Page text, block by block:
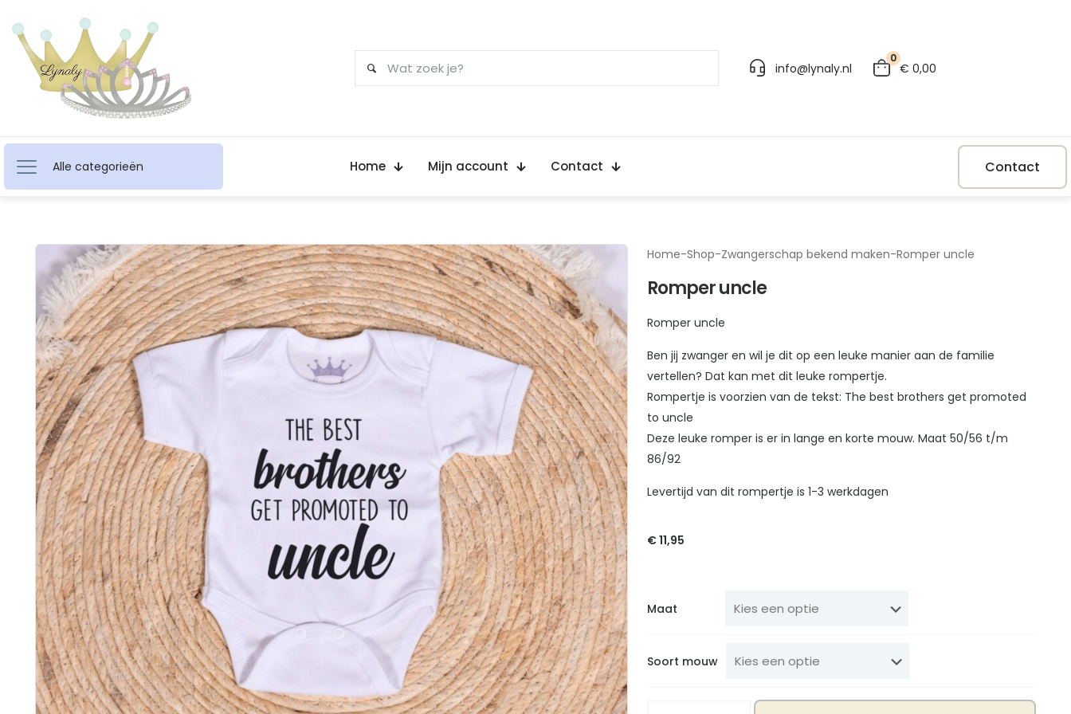
info@lynaly.nl
0
€ 0,00
Alle categorieën Home Mijn account Contact Contact
Home-Shop-Zwangerschap bekend maken-Romper uncle
Romper uncle
Romper uncle
Ben jij zwanger en wil je dit op een leuke manier aan de familie
vertellen? Dat kan met dit leuke rompertje.
Rompertje is voorzien van de tekst: The best brothers get promoted
to uncle
Deze leuke romper is er in lange en korte mouw. Maat 50/56 t/m
86/92
Levertijd van dit rompertje is 1-3 werkdagen
€11,95
Maat
Soort mouw